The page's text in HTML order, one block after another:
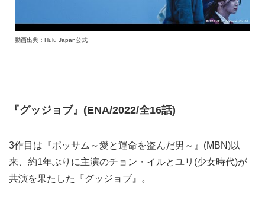
動画出典：Hulu Japan公式
『グッジョブ』(ENA/2022/全16話)
3作目は『ポッサム～愛と運命を盗んだ男～』(MBN)以
来、約1年ぶりに主演のチョン・イルとユリ(少女時代)が
共演を果たした『グッジョブ』。